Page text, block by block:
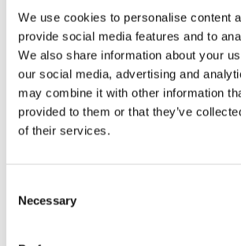
We use cookies to personalise content
provide social media features and to
We also share information about your
our social media, advertising and
may combine it with other information
provided to them or that they’ve
of their services.
Selection
Necessary
Caracteristici
Tip aparat
Invertor .
Grosime taiere